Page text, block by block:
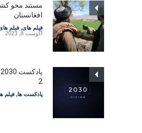
مستند محو
افغانستان
فیلم های, فیلم
آگوست 8, 2023
2
پادکست ها, فیلم